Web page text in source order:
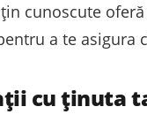
cunoscute
a te asigura
cu ținuta